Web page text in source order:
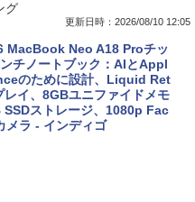
グ
更新日時：2026/08/10 12:05
MacBook Neo A18 Proチッ
チノートブック：AIとAppl
のために設計、Liquid Ret
レイ、8GBユニファイドメモ
SSDストレージ、1080p Fac
メラ - インディゴ